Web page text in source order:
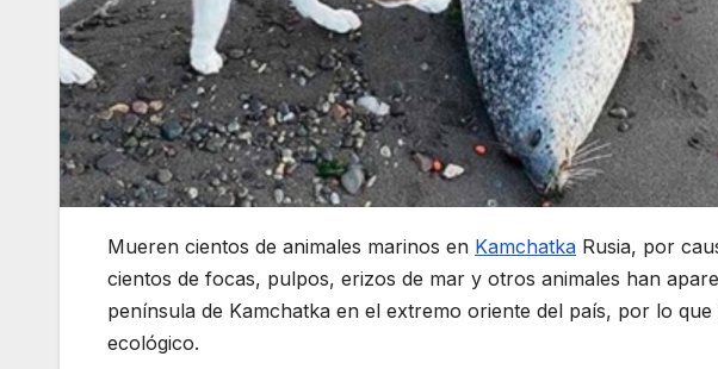
Mueren cientos de animales marinos en Kamchatka Rusia, por
cientos de focas, pulpos, erizos de mar y otros animales han
península de Kamchatka en el extremo oriente del país, por lo
ecológico.